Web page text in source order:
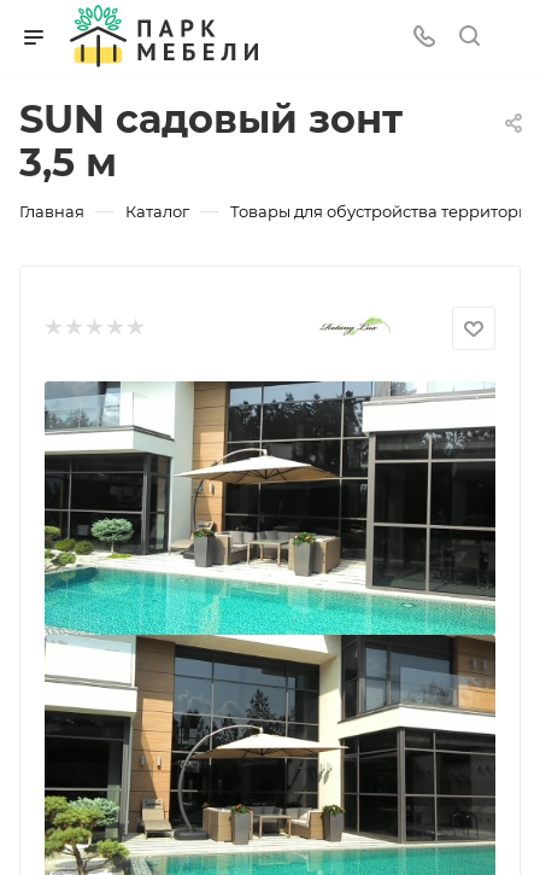
SUN садовый зонт
3,5 м
Главная — Каталог — Товары для обустройства территории